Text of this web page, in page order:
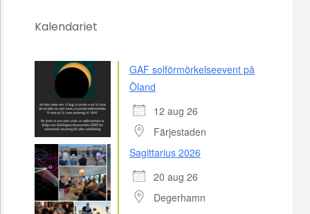
Kalendariet
GAF solförmörkelseevent på
Öland
12 aug 26
Färjestaden
Sagittarius 2026
20 aug 26
Degerhamn